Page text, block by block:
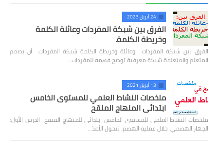
24 أبريل 2023
الفرق بين شبكة المفردات وعائلة الكلمة
وخريطة الكلمة.
الفرق بين شبكة المفردات وعائلة وخريطة الكلمة شبكة المفردات أن يصمم
المتعلم والمتعلمة شبكة معرفية توضح فهمه للمفردات…
13 أبريل 2021
ملخصات النشاط العلمي للمستوى الخامس
ابتدائي المنهاج المنقح
ملخصات النشاط العلمي للمستوى الخامس ابتدائي للمنهاج المنقح الدرس الأول:
الجهاز الهضمي خلال عملية الهضم، تتحول الأغذ…